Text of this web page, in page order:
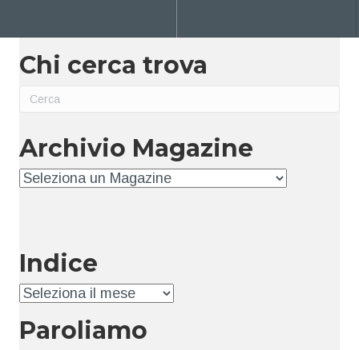
Chi cerca trova
Archivio Magazine
Archivio
Indice
Indice
Paroliamo